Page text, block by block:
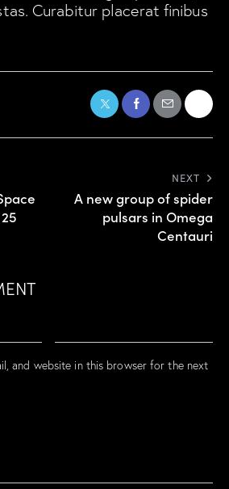
Curabitur placerat finibus
NEXT
A new group of spider
pulsars in Omega
Centauri
and website in this browser for the next